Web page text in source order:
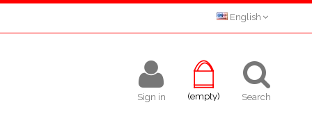
English
Search
(empty)
Sign in